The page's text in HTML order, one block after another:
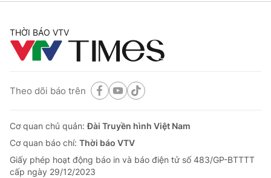
THỜI BÁO VTV
Theo dõi báo trên
Cơ quan chủ quản:Đài Truyền hình Việt Nam
Cơ quan báo chí: Thời báo VTV
Giấy phép hoạt động báo in và báo điện tử số 483/GP-BTTTT
cấp ngày 29/12/2023